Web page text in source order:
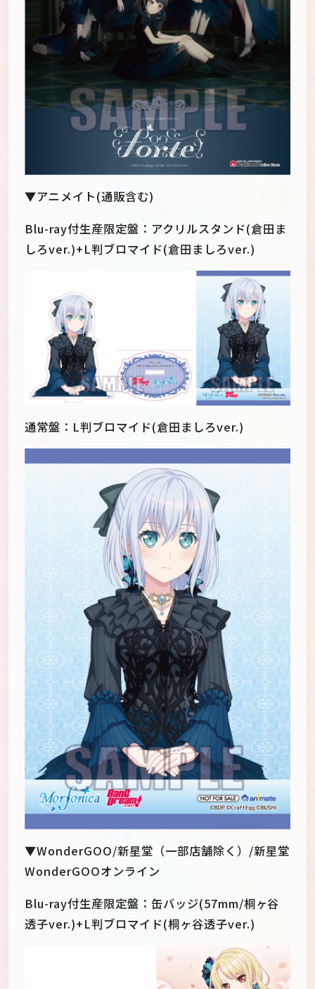
▼アニメイト(通販含む)
Blu-ray付生産限定盤：アクリルスタンド(倉田ま
しろver.)+L判ブロマイド(倉田ましろver.)
通常盤：L判ブロマイド(倉田ましろver.)
▼WonderGOO/新星堂（一部店舗除く）/新星堂
WonderGOOオンライン
Blu-ray付生産限定盤：缶バッジ(57mm/桐ヶ谷
透子ver.)+L判ブロマイド(桐ヶ谷透子ver.)